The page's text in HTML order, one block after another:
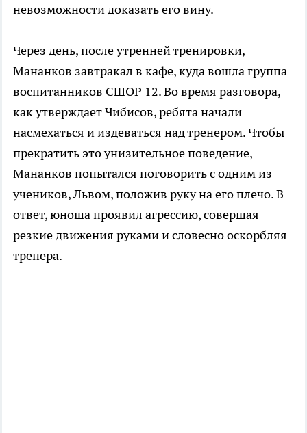
невозможности доказать его вину.
Через день, после утренней тренировки,
Мананков завтракал в кафе, куда вошла группа
воспитанников СШОР 12. Во время разговора,
как утверждает Чибисов, ребята начали
насмехаться и издеваться над тренером. Чтобы
прекратить это унизительное поведение,
Мананков попытался поговорить с одним из
учеников, Львом, положив руку на его плечо. В
ответ, юноша проявил агрессию, совершая
резкие движения руками и словесно оскорбляя
тренера.